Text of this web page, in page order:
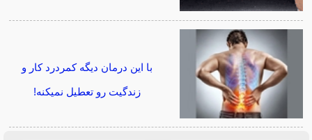
با این درمان دیگه کمردرد کار و
زندگیت رو تعطیل نمیکنه!